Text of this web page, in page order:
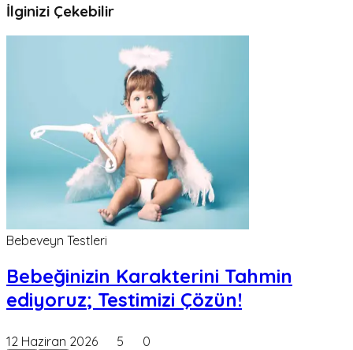
İlginizi Çekebilir
Bebeveyn Testleri
Bebeğinizin Karakterini Tahmin
ediyoruz; Testimizi Çözün!
12 Haziran 2026 5 0